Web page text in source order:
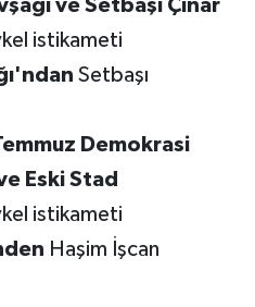
ve Setbaşı Çınar
istikameti
Setbaşı
Demokrasi
Eski Stad
istikameti
Haşim İşcan